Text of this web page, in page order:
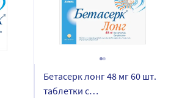
Бетасерк лонг 48 мг 60 шт.
таблетки с